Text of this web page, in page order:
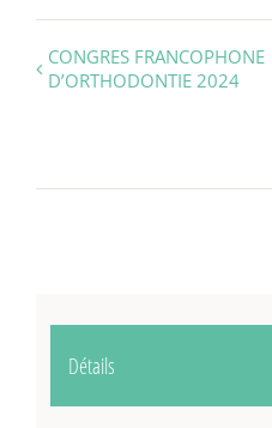
Navigation
évènement
CONGRES FRANCOPHONE
D’ORTHODONTIE 2024
Détails